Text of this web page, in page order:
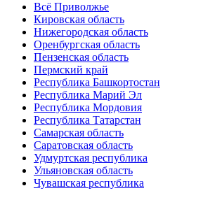
Всё Приволжье
Кировская область
Нижегородская область
Оренбургская область
Пензенская область
Пермский край
Республика Башкортостан
Республика Марий Эл
Республика Мордовия
Республика Татарстан
Самарская область
Саратовская область
Удмуртская республика
Ульяновская область
Чувашская республика